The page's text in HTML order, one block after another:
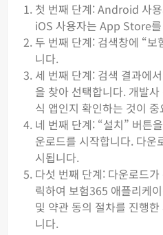
첫 번째 단계: Android 사
iOS 사용자는 App Store
두 번째 단계: 검색창에 “
니다.
세 번째 단계: 검색 결과에
을 찾아 선택합니다. 개발
식 앱인지 확인하는 것이
네 번째 단계: “설치” 버튼
운로드를 시작합니다. 다운
시됩니다.
다섯 번째 단계: 다운로드
릭하여 보험365 애플리케
및 약관 동의 절차를 진행
니다.